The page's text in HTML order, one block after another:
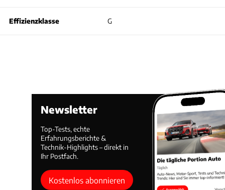
Effizienzklasse G
Newsletter
Top-Tests, echte
Erfahrungsberichte &
Technik-Highlights – direkt in
Ihr Postfach.
Kostenlos abonnieren